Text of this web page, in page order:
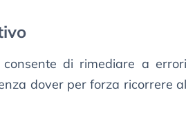
di rimediare a errori
dover per forza ricorrere al